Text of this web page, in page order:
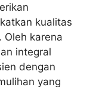
kualitas
Oleh karena
integral
dengan
yang